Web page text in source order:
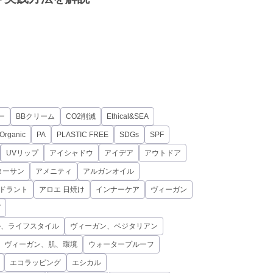
BBクリーム CO2削減 Ethical&SEA
Organic PA PLASTIC FREE SDGs SPF
UVリップ アイシャドウ アイデア アウトドア
ーサン アメニティ アルガンオイル
ラント アロエ 日焼け インナーケア ヴィーガン
ライフスタイル ヴィーガン、ベジタリアン
ヴィーガン、肌、環境 ウォータープルーフ
エコラッピング エシカル